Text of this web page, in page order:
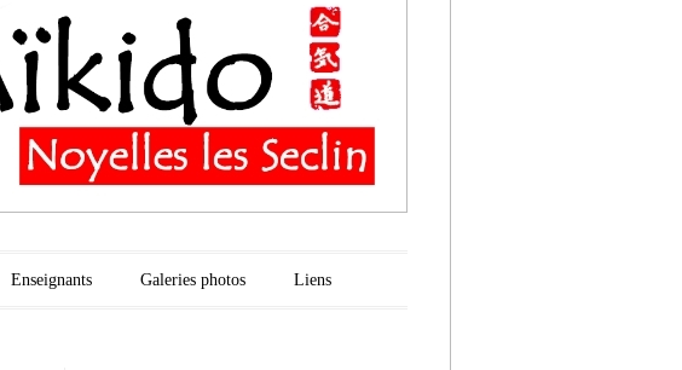
Enseignants Galeries photos Liens